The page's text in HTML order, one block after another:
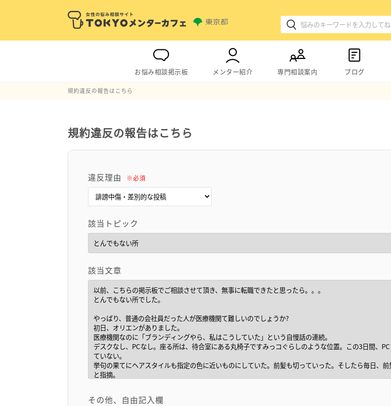
お悩み相談掲示板 メンター紹介 専門相談案内 ブログ
規約違反の報告はこちら
規約違反の報告はこちら
違反理由 ※必須
該当トピック
該当文章
その他、自由記入欄